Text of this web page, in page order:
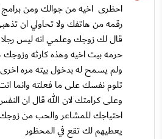
احظرى اخيه من جوالك ومن برامج
رقمه من هاتفك ولا تحاولي ان
قال لك زوجك وعلمي انه ليس رجلا
حرمه بيت اخيه وهذه كارثه
ولم يسمح له بدخول بيته مره
تلوم نفسك على ما فعلته وانما
وعلى كرامتك لان الله قال ان
احتياجك للمشاعر والحب من
يعطيهم لك تقع في المحظور